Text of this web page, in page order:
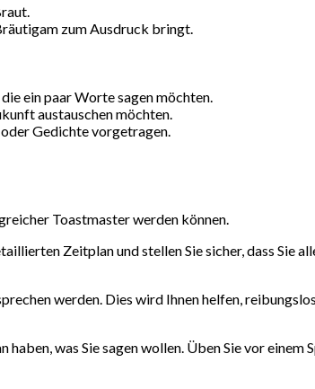
zum Ausdruck bringt.
ein paar Worte sagen möchten.
austauschen möchten.
Gedichte vorgetragen.
Toastmaster werden können.
Zeitplan und stellen Sie sicher, dass Sie
werden. Dies wird Ihnen helfen,
was Sie sagen wollen. Üben Sie vor einem